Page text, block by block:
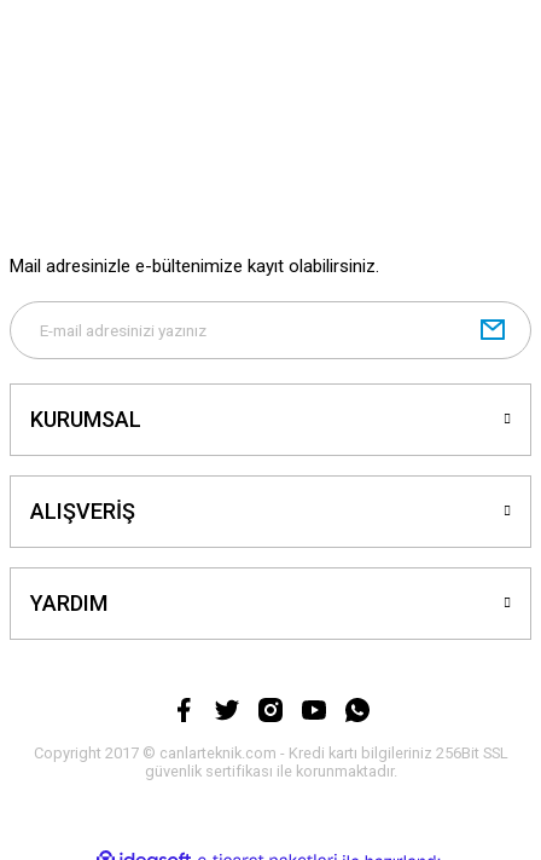
Gönder
Mail adresinizle e-bültenimize kayıt olabilirsiniz.
KURUMSAL
ALIŞVERİŞ
YARDIM
Copyright 2017 © canlarteknik.com - Kredi kartı bilgileriniz 256Bit SSL
güvenlik sertifikası ile korunmaktadır.